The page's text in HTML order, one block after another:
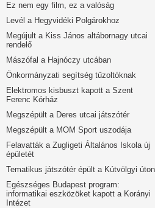
Ez nem egy film, ez a valóság
Levél a Hegyvidéki Polgárokhoz
Megújult a Kiss János altábornagy utcai
rendelő
Mászófal a Hajnóczy utcában
Önkormányzati segítség tűzoltóknak
Elektromos kisbuszt kapott a Szent
Ferenc Kórház
Megszépült a Deres utcai játszótér
Megszépült a MOM Sport uszodája
Felavatták a Zugligeti Általános Iskola új
épületét
Tematikus játszótér épült a Kútvölgyi úton
Egészséges Budapest program:
informatikai eszközöket kapott a Korányi
Intézet